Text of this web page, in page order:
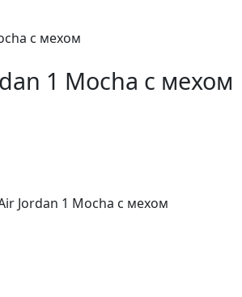
с мехом
1 Mocha с мехом